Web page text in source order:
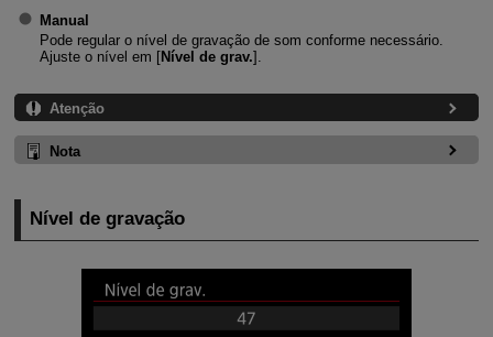
Manual
Pode regular o nível de gravação de som conforme necessário.
Ajuste o nível em [Nível de grav.].
Atenção
Nota
Nível de gravação